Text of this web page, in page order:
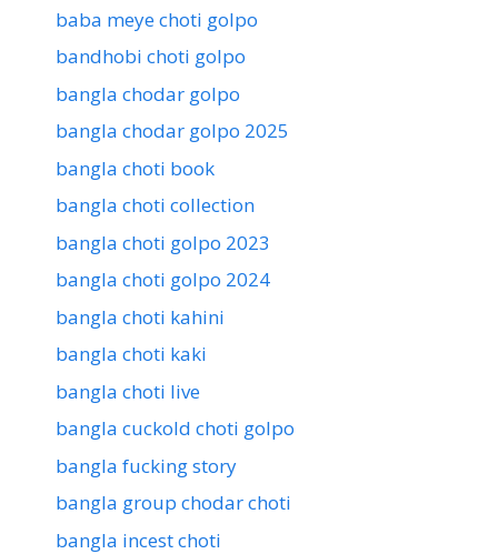
baba meye choti golpo
bandhobi choti golpo
bangla chodar golpo
bangla chodar golpo 2025
bangla choti book
bangla choti collection
bangla choti golpo 2023
bangla choti golpo 2024
bangla choti kahini
bangla choti kaki
bangla choti live
bangla cuckold choti golpo
bangla fucking story
bangla group chodar choti
bangla incest choti